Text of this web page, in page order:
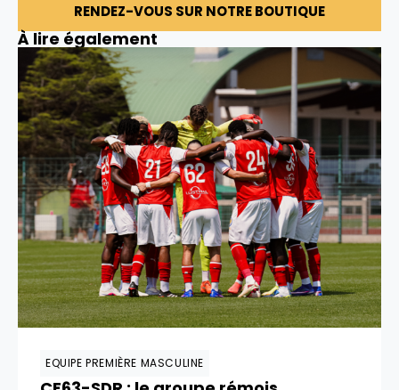
RENDEZ-VOUS SUR NOTRE BOUTIQUE
À lire également
EQUIPE PREMIÈRE MASCULINE